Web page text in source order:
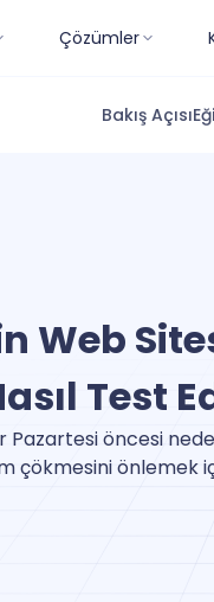
Çözümler
Bakış Açısı
Web
Test
Pazartesi öncesi
çökmesini önlemek